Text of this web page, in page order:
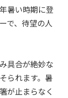
暑い時期に登
で、待望の人
具合が絶妙な
られます。暑
が止まらなく